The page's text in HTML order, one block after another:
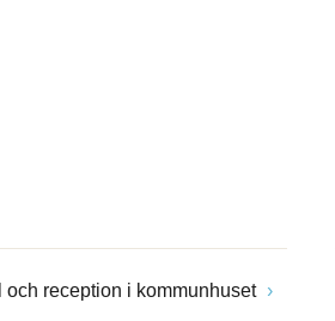
och reception i kommunhuset